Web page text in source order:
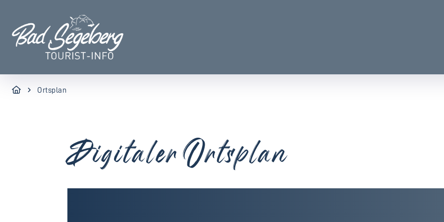
Ortsplan
Digitaler Ortsplan